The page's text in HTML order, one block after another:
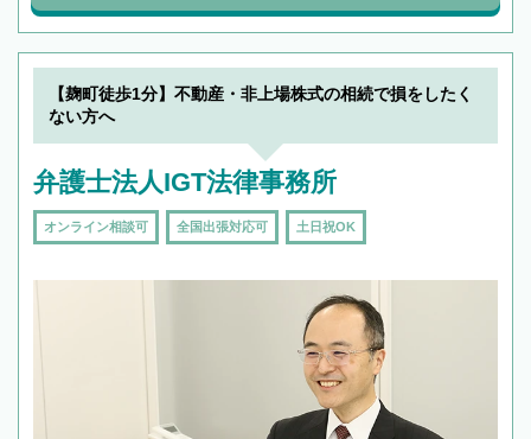
【麹町徒歩1分】不動産・非上場株式の相続で損をしたく
ない方へ
弁護士法人IGT法律事務所
オンライン相談可 全国出張対応可 土日祝OK